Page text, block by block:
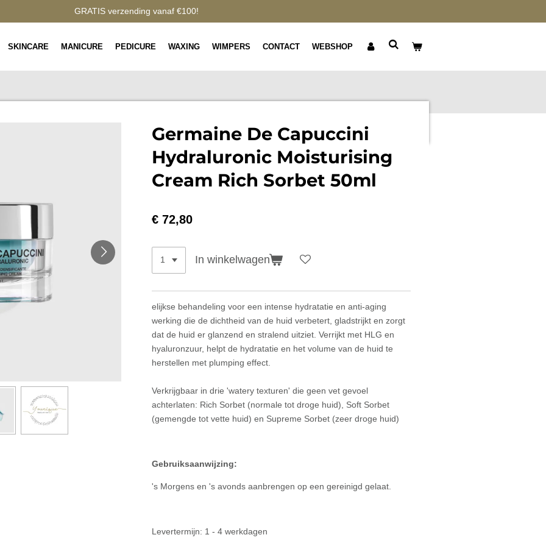
GRATIS verzending vanaf €100!
SKINCARE MANICURE PEDICURE WAXING WIMPERS CONTACT WEBSHOP
Germaine De Capuccini
Hydraluronic Moisturising
Cream Rich Sorbet 50ml
€ 72,80
In winkelwagen
elijkse behandeling voor een intense hydratatie en anti-aging
werking die de dichtheid van de huid verbetert, gladstrijkt en zorgt
dat de huid er glanzend en stralend uitziet. Verrijkt met HLG en
hyaluronzuur, helpt de hydratatie en het volume van de huid te
herstellen met plumping effect.
Verkrijgbaar in drie 'watery texturen' die geen vet gevoel
achterlaten: Rich Sorbet (normale tot droge huid), Soft Sorbet
(gemengde tot vette huid) en Supreme Sorbet (zeer droge huid)
Gebruiksaanwijzing:
's Morgens en 's avonds aanbrengen op een gereinigd gelaat.
Levertermijn: 1 - 4 werkdagen